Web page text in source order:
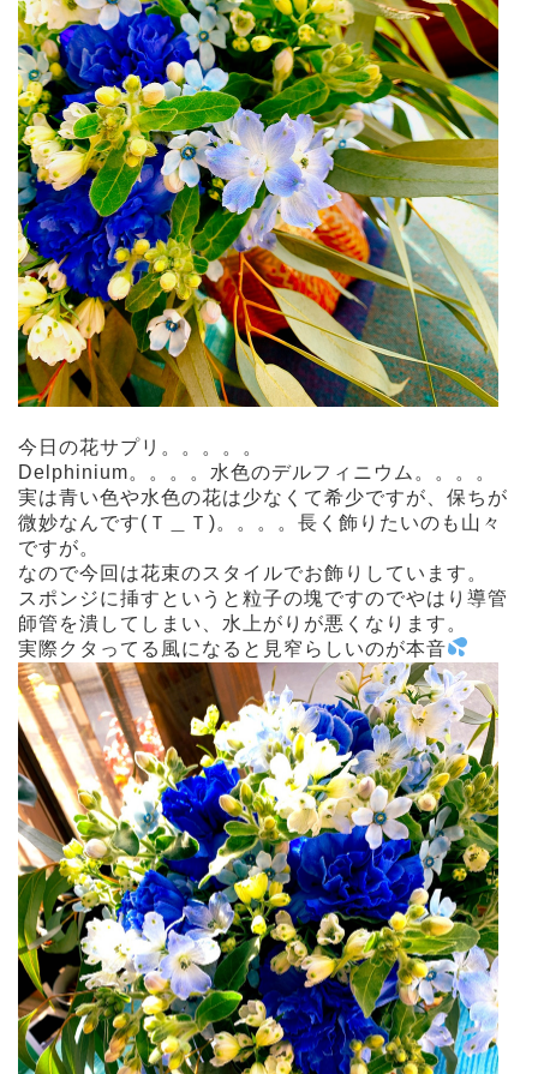
今日の花サプリ。。。。。
Delphinium。。。。水色のデルフィニウム。。。。
実は青い色や水色の花は少なくて希少ですが、保ちが
微妙なんです(Ｔ＿Ｔ)。。。。長く飾りたいのも山々
ですが。
なので今回は花束のスタイルでお飾りしています。
スポンジに挿すというと粒子の塊ですのでやはり導管
師管を潰してしまい、水上がりが悪くなります。
実際クタってる風になると見窄らしいのが本音